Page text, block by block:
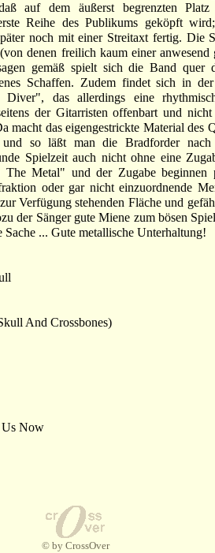
auf dem äußerst begrenzten
Reihe des Publikums geköpft
noch mit einer Streitaxt fertig. Die
denen freilich kaum einer anwesend
gemäß spielt sich die Band quer
Schaffen. Zudem findet sich in
das allerdings eine
der Gitarristen offenbart und
macht das eigengestrickte Material des
so läßt man die Bradforder nach
Spielzeit auch nicht ohne eine
The Metal" und der Zugabe beginnen
oder gar nicht einzuordnende
Verfügung stehenden Fläche und
der Sänger gute Miene zum bösen
Sache ... Gute metallische Unterhaltung!
And Crossbones)
Now
© by CrossOver